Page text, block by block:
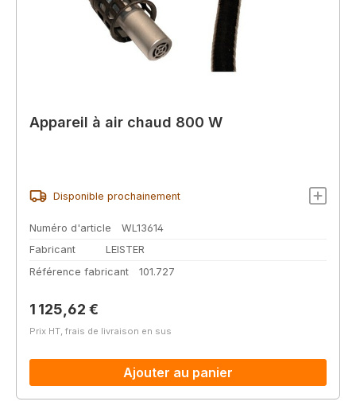
Appareil à air chaud 800 W
Disponible prochainement
Numéro d'article
WL13614
Fabricant
LEISTER
Référence fabricant
101.727
Prix régulier :
1 125,62 €
Prix HT, frais de livraison en sus
Ajouter au panier